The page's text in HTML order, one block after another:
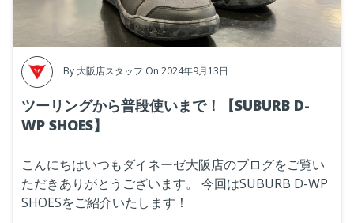
By 大阪店スタッフ On 2024年9月13日
ツーリングから普段使いまで！【SUBURB D-
WP SHOES】
こんにちはいつもダイネーゼ大阪店のブログをご覧い
ただきありがとうございます。
今回はSUBURB D-WP
SHOESをご紹介いたします！